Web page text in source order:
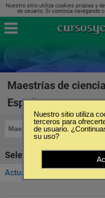
Nuestro sitio utiliza cookies propias y
de usuario. Si continúa navegando
Maestrías de
España
Maestrías Ciencias
Seleccione la
Actuario
Nuestro sitio utiliza
terceros para
de usuario.
su uso?